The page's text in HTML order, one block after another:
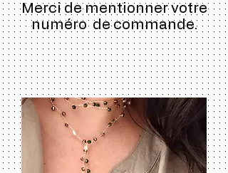
Merci de mentionner votre
numéro de commande.